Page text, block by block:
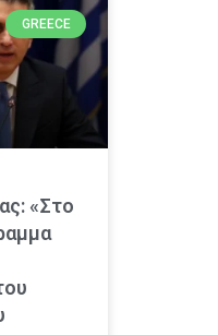
GREECE
«Στο